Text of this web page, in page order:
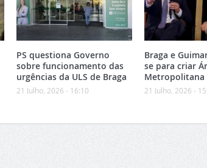
PS questiona Governo
sobre funcionamento das
urgências da ULS de Braga
21 Julho, 2026 - 16:10
Braga e
se para criar
Metropolitana
21 Julho, 2026 -